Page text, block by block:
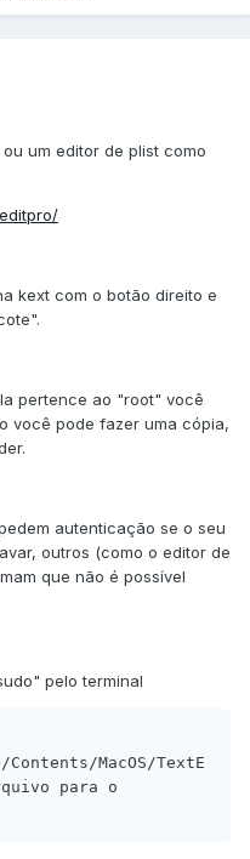
um editor de plist como
kext com o botão direito e
pertence ao "root" você
você pode fazer uma cópia,
autenticação se o seu
outros (como o editor de
que não é possível
pelo terminal
MacOS/TextE
para o